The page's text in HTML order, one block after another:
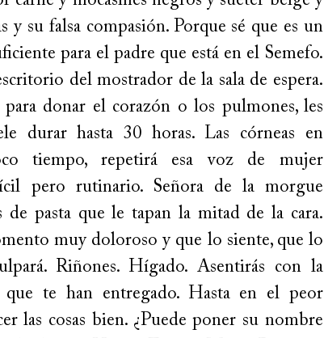
y su falsa compasión. Porque sé que es un
para el padre que está en el Semefo.
del mostrador de la sala de espera.
donar el corazón o los pulmones, les
durar hasta 30 horas. Las córneas en
tiempo, repetirá esa voz de mujer
pero rutinario. Señora de la morgue
pasta que le tapan la mitad de la cara.
muy doloroso y que lo siente, que lo
Riñones. Hígado. Asentirás con la
que te han entregado. Hasta en el peor
las cosas bien. ¿Puede poner su nombre